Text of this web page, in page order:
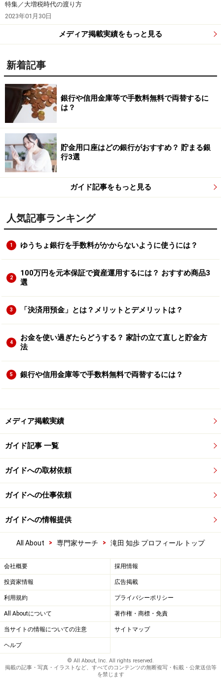
特集／大増税時代の渡り方
2023年01月30日
メディア掲載実績をもっと見る
新着記事
銀行や信用金庫等で手数料無料で両替するに
は？
貯金用口座はどの銀行がおすすめ？ 貯まる銀
行3選
ガイド記事をもっと見る
人気記事ランキング
1 ゆうちょ銀行を手数料がかからないように使うには？
2
100万円を元本保証で資産運用するには？ おすすめ商品3
選
3 「決済用預金」とは？メリットとデメリットは？
4
お金を使い過ぎたらどうする？ 家計の立て直しと貯金方
法
5 銀行や信用金庫等で手数料無料で両替するには？
メディア掲載実績
ガイド記事 一覧
ガイドへの取材依頼
ガイドへの仕事依頼
ガイドへの情報提供
All About > 専門家サーチ > 滝田 知歩 プロフィール トップ
会社概要 採用情報
投資家情報 広告掲載
利用規約 プライバシーポリシー
All Aboutについて 著作権・商標・免責
当サイトの情報についての注意 サイトマップ
ヘルプ
© All About, Inc. All rights reserved.
掲載の記事・写真・イラストなど、すべてのコンテンツの無断複写・転載・公衆送信等
を禁じます